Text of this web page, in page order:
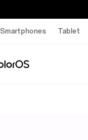
Smartphones Tablet